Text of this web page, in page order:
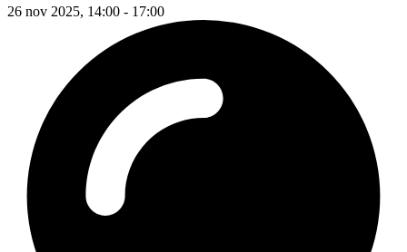
26 nov 2025, 14:00 - 17:00